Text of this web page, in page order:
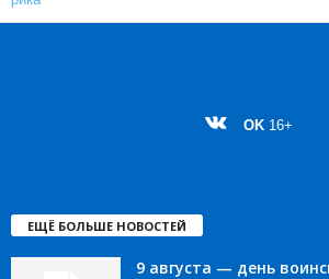
OK 16+
ЕЩЁ БОЛЬШЕ НОВОСТЕЙ
9 августа — день